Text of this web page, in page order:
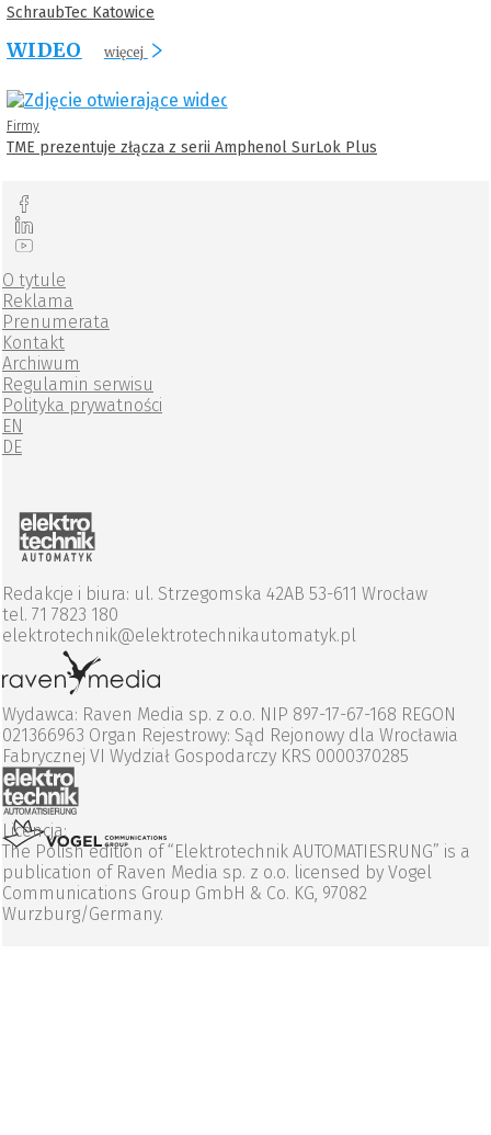
SchraubTec Katowice
WIDEO więcej
Firmy
TME prezentuje złącza z serii Amphenol SurLok Plus
O tytule
Reklama
Prenumerata
Kontakt
Archiwum
Regulamin serwisu
Polityka prywatności
EN
DE
Redakcje i biura: ul. Strzegomska 42AB 53-611 Wrocław
tel. 71 7823 180
elektrotechnik@elektrotechnikautomatyk.pl
Wydawca: Raven Media sp. z o.o. NIP 897-17-67-168 REGON
021366963 Organ Rejestrowy: Sąd Rejonowy dla Wrocławia
Fabrycznej VI Wydział Gospodarczy KRS 0000370285
Licencja:
The Polish edition of “Elektrotechnik AUTOMATIESRUNG” is a
publication of Raven Media sp. z o.o. licensed by Vogel
Communications Group GmbH & Co. KG, 97082
Wurzburg/Germany.